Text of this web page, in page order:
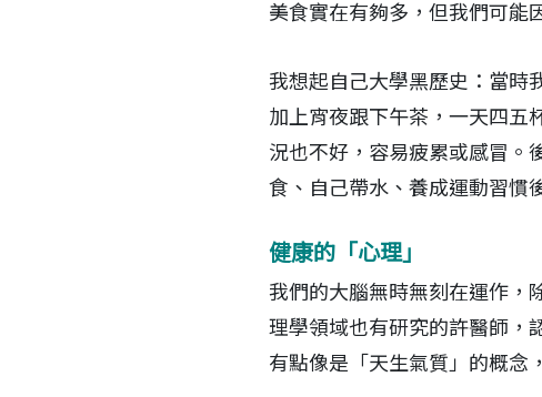
美食實在有夠多，但我們可能
我想起自己大學黑歷史：當時
加上宵夜跟下午茶，一天四五
況也不好，容易疲累或感冒。
食、自己帶水、養成運動習慣
健康的「心理」
我們的大腦無時無刻在運作，
理學領域也有研究的許醫師，
有點像是「天生氣質」的概念